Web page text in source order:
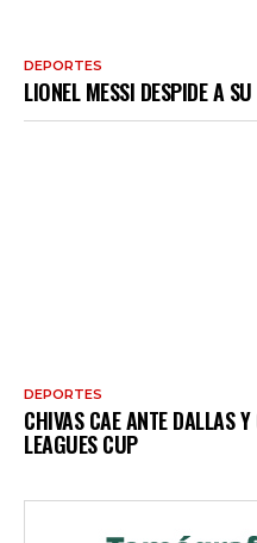
DEPORTES
LIONEL MESSI DESPIDE A
DEPORTES
CHIVAS CAE ANTE DALLAS
LEAGUES CUP